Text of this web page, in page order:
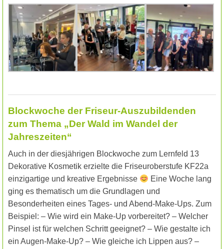
Blockwoche der Friseur-Auszubildenden
zum Thema „Der Wald im Wandel der
Jahreszeiten“
Auch in der diesjährigen Blockwoche zum Lernfeld 13
Dekorative Kosmetik erzielte die Friseuroberstufe KF22a
einzigartige und kreative Ergebnisse
Eine Woche lang
ging es thematisch um die Grundlagen und
Besonderheiten eines Tages- und Abend-Make-Ups. Zum
Beispiel: – Wie wird ein Make-Up vorbereitet? – Welcher
Pinsel ist für welchen Schritt geeignet? – Wie gestalte ich
ein Augen-Make-Up? – Wie gleiche ich Lippen aus? –